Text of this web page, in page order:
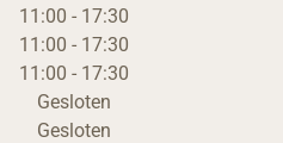
11:00 - 17:30
11:00 - 17:30
11:00 - 17:30
Gesloten
Gesloten